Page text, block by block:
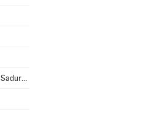
Cruïlles, Monells i Sant Sadurní de l'Heura